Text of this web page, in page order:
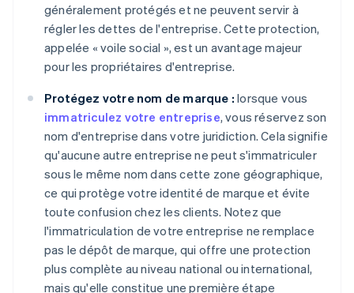
généralement protégés et ne peuvent servir à
régler les dettes de l'entreprise. Cette protection,
appelée « voile social », est un avantage majeur
pour les propriétaires d'entreprise.
Protégez votre nom de marque : lorsque vous
immatriculez votre entreprise, vous réservez son
nom d'entreprise dans votre juridiction. Cela signifie
qu'aucune autre entreprise ne peut s'immatriculer
sous le même nom dans cette zone géographique,
ce qui protège votre identité de marque et évite
toute confusion chez les clients. Notez que
l'immatriculation de votre entreprise ne remplace
pas le dépôt de marque, qui offre une protection
plus complète au niveau national ou international,
mais qu'elle constitue une première étape